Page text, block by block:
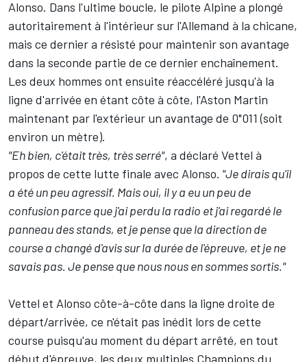
Alonso. Dans l'ultime boucle, le pilote Alpine a plongé
autoritairement à l'intérieur sur l'Allemand à la chicane,
mais ce dernier a résisté pour maintenir son avantage
dans la seconde partie de ce dernier enchaînement.
Les deux hommes ont ensuite réaccéléré jusqu'à la
ligne d'arrivée en étant côte à côte, l'Aston Martin
maintenant par l'extérieur un avantage de 0"011 (soit
environ un mètre).
"Eh bien, c'était très, très serré", a déclaré Vettel à
propos de cette lutte finale avec Alonso. "Je dirais qu'il
a été un peu agressif. Mais oui, il y a eu un peu de
confusion parce que j'ai perdu la radio et j'ai regardé le
panneau des stands, et je pense que la direction de
course a changé d'avis sur la durée de l'épreuve, et je ne
savais pas. Je pense que nous nous en sommes sortis."
Vettel et Alonso côte-à-côte dans la ligne droite de
départ/arrivée, ce n'était pas inédit lors de cette
course puisqu'au moment du départ arrêté, en tout
début d'épreuve, les deux multiples Champions du